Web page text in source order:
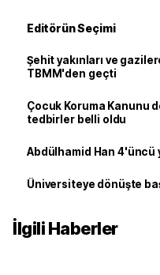
Editörün Seçimi
Şehit yakınları ve
TBMM'den geçti
Çocuk Koruma Kanunu
tedbirler belli oldu
Abdülhamid Han 4'üncü
Üniversiteye dönüşte
İlgili Haberler